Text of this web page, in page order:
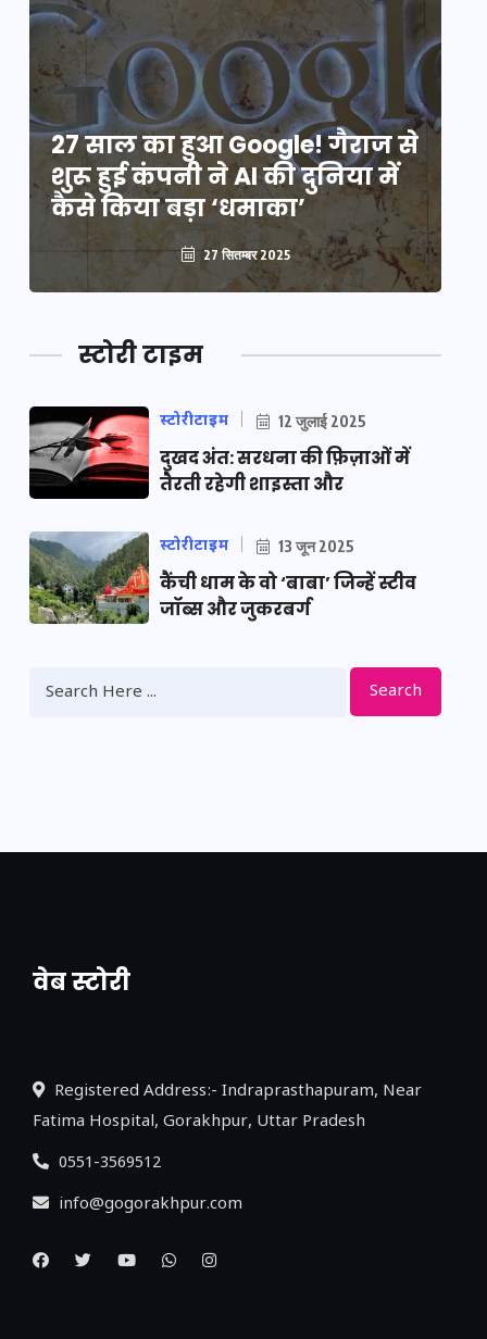
27 साल का हुआ Google! गैराज से
शुरू हुई कंपनी ने AI की दुनिया में
कैसे किया बड़ा ‘धमाका’
27 सितम्बर 2025
स्टोरी टाइम
स्टोरीटाइम 12 जुलाई 2025
दुखद अंत: सरधना की फ़िज़ाओं में
तैरती रहेगी शाइस्ता और
स्टोरीटाइम 13 जून 2025
कैंची धाम के वो ‘बाबा’ जिन्हें स्टीव
जॉब्स और जुकरबर्ग
Search
वेब स्टोरी
नया एक्सप्रेसवे: पूर्वांचल का लक, डेवलपमेंट का
Registered Address:- Indraprasthapuram, Near
Fatima Hospital, Gorakhpur, Uttar Pradesh
0551-3569512
info@gogorakhpur.com